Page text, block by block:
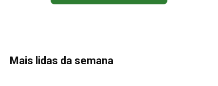
Peixe-lua emerge horizontalmente na superfície oceânica para
permitir que aves marinhas removam ectoparasitas